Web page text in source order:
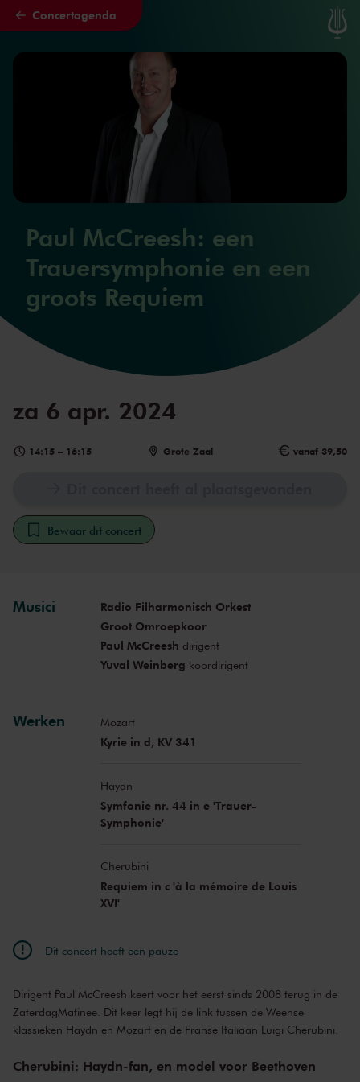
Naar hoofdcontent
Concertagenda
Paul McCreesh: een
Trauersymphonie en een
groots Requiem
za 6 apr. 2024
14:15 – 16:15 Grote Zaal vanaf 39,50
Bewaar dit concert
Musici
Radio Filharmonisch Orkest
Groot Omroepkoor
Paul McCreesh dirigent
Yuval Weinberg koordirigent
Werken Mozart
Kyrie in d, KV 341
Haydn
Symfonie nr. 44 in e 'Trauer-
Symphonie'
Cherubini
Requiem in c 'à la mémoire de Louis
XVI'
Dit concert heeft een pauze
Dirigent Paul McCreesh keert voor het eerst sinds 2008 terug in de
ZaterdagMatinee. Dit keer legt hij de link tussen de Weense
klassieken Haydn en Mozart en de Franse Italiaan Luigi Cherubini.
Cherubini: Haydn-fan, en model voor Beethoven